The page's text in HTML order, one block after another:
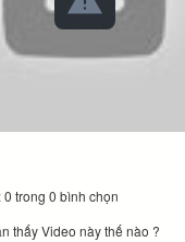
trong 0 bình chọn
thấy Video này thế nào ?